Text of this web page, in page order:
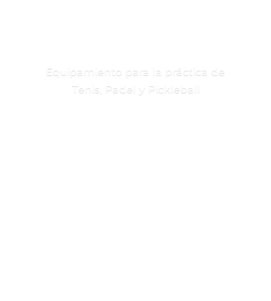
Equipamiento para la práctica de
Tenis, Padel
y Pickleball